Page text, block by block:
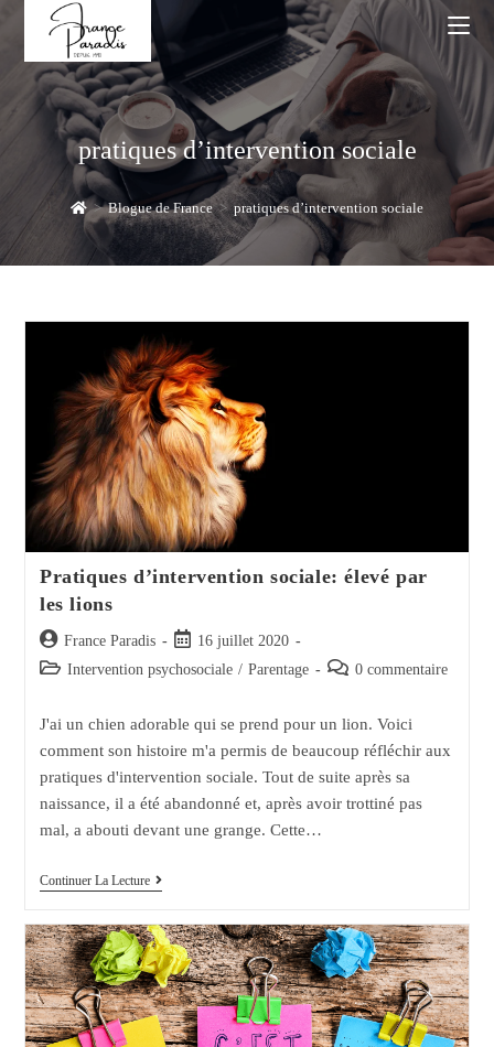
content
pratiques d’intervention sociale
> Blogue de France > pratiques d’intervention sociale
Pratiques d’intervention sociale: élevé par
les lions
Auteur/autrice
de
France Paradis
Post
published:
16 juillet 2020
Post Intervention psychosociale / Parentage
Post 0 commentaire
J'ai un chien adorable qui se prend pour un lion. Voici
comment son histoire m'a permis de beaucoup réfléchir aux
pratiques d'intervention sociale. Tout de suite après sa
naissance, il a été abandonné et, après avoir trottiné pas
mal, a abouti devant une grange. Cette…
Continuer La LecturePratiques
Élevé
Par
Les
Lions